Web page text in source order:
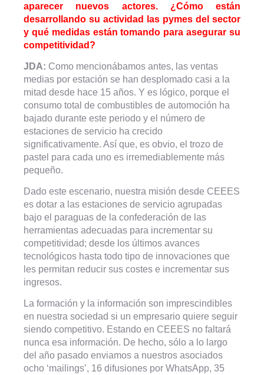
aparecer nuevos actores. ¿Cómo están
desarrollando su actividad las pymes del sector
y qué medidas están tomando para asegurar su
competitividad?
JDA: Como mencionábamos antes, las ventas
medias por estación se han desplomado casi a la
mitad desde hace 15 años. Y es lógico, porque el
consumo total de combustibles de automoción ha
bajado durante este periodo y el número de
estaciones de servicio ha crecido
significativamente. Así que, es obvio, el trozo de
pastel para cada uno es irremediablemente más
pequeño.
Dado este escenario, nuestra misión desde CEEES
es dotar a las estaciones de servicio agrupadas
bajo el paraguas de la confederación de las
herramientas adecuadas para incrementar su
competitividad; desde los últimos avances
tecnológicos hasta todo tipo de innovaciones que
les permitan reducir sus costes e incrementar sus
ingresos.
La formación y la información son imprescindibles
en nuestra sociedad si un empresario quiere seguir
siendo competitivo. Estando en CEEES no faltará
nunca esa información. De hecho, sólo a lo largo
del año pasado enviamos a nuestros asociados
ocho ‘mailings’, 16 difusiones por WhatsApp, 35